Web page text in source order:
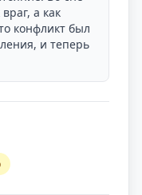
а как
конфликт был
и теперь